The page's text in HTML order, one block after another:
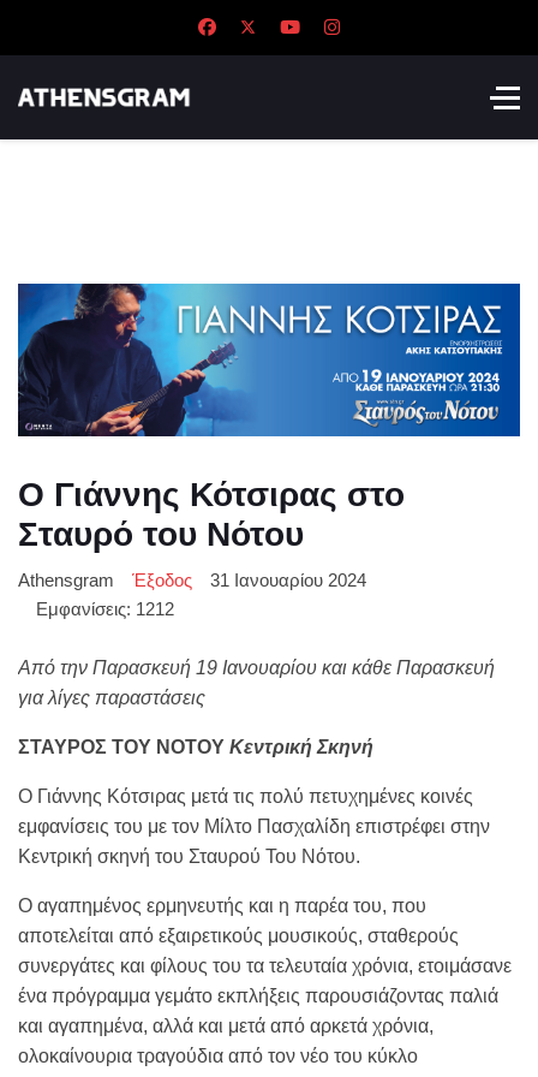
Ο Γιάννης Κότσιρας στο
Σταυρό του Νότου
Athensgram Έξοδος
31 Ιανουαρίου 2024
Εμφανίσεις: 1212
Από την Παρασκευή 19 Ιανουαρίου και κάθε Παρασκευή
για λίγες παραστάσεις
ΣΤΑΥΡΟΣ ΤΟΥ ΝΟΤΟΥ Κεντρική Σκηνή
Ο Γιάννης Κότσιρας μετά τις πολύ πετυχημένες κοινές
εμφανίσεις του με τον Μίλτο Πασχαλίδη επιστρέφει στην
Κεντρική σκηνή του Σταυρού Του Νότου.
Ο αγαπημένος ερμηνευτής και η παρέα του, που
αποτελείται από εξαιρετικούς μουσικούς, σταθερούς
συνεργάτες και φίλους του τα τελευταία χρόνια, ετοιμάσανε
ένα πρόγραμμα γεμάτο εκπλήξεις παρουσιάζοντας παλιά
και αγαπημένα, αλλά και μετά από αρκετά χρόνια,
ολοκαίνουρια τραγούδια από τον νέο του κύκλο